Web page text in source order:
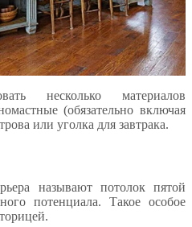
несколько материалов
(обязательно включая
или уголка для завтрака.
называют потолок пятой
потенциала. Такое особое